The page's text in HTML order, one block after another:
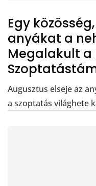
Egy
anyákat a
Megalakult a
Augusztus elseje az
a szoptatás világhete